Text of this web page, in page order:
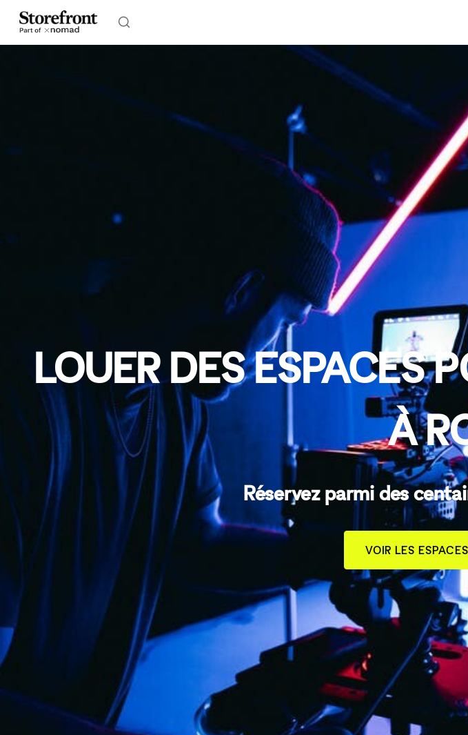
LOUER DES ESPACES
À
Réservez parmi des
VOIR LES